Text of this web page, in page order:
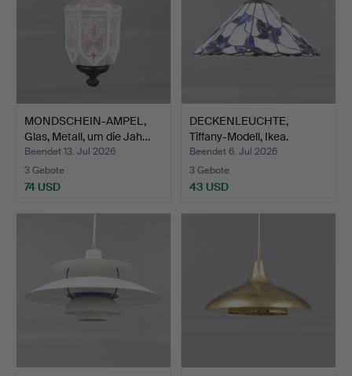
MONDSCHEIN-AMPEL,
Glas, Metall, um die Jah…
Beendet 13. Jul 2026
3 Gebote
74 USD
DECKENLEUCHTE,
Tiffany-Modell, Ikea.
Beendet 6. Jul 2026
3 Gebote
43 USD